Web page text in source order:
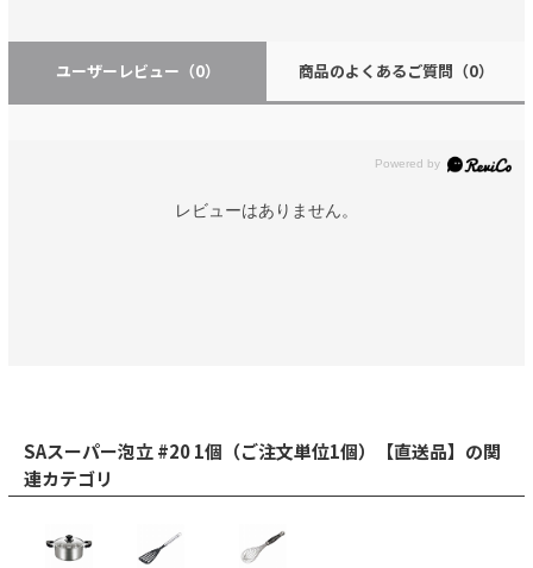
ユーザーレビュー （0） 商品のよくあるご質問 （0）
レビューはありません。
SAスーパー泡立 #20 1個（ご注文単位1個）【直送品】の関
連カテゴリ